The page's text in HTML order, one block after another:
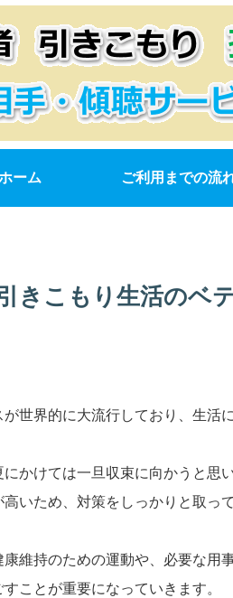
ーム ご利用までの流
きこもり生活のベ
世界的に大流行しており、生活
にかけては一旦収束に向かうと思
いため、対策をしっかりと取っ
維持のための運動や、必要な用
ことが重要になっていきます。